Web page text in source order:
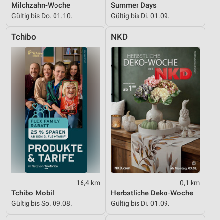
Milchzahn-Woche
Gültig bis Do. 01.10.
Summer Days
Gültig bis Di. 01.09.
Tchibo
16,4 km
Tchibo Mobil
Gültig bis So. 09.08.
NKD
0,1 km
Herbstliche Deko-Woche
Gültig bis Di. 01.09.
IAB-Besonderheiten:
Verwendung genauer Standortdaten
Geräte anhand von aktiv angeforderten
Informationen identifizieren
Nicht-IAB-Verarbeitungszwecke:
Notwendig
Performance
Funktional
Werbung